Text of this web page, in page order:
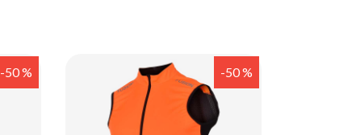
-50 % -50 %